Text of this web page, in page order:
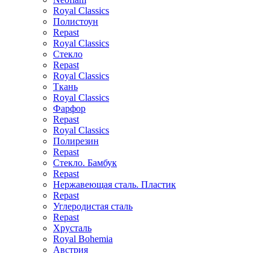
Royal Classics
Полистоун
Repast
Royal Classics
Стекло
Repast
Royal Classics
Ткань
Royal Classics
Фарфор
Repast
Royal Classics
Полирезин
Repast
Стекло. Бамбук
Repast
Нержавеющая сталь. Пластик
Repast
Углеродистая сталь
Repast
Хрусталь
Royal Bohemia
Австрия